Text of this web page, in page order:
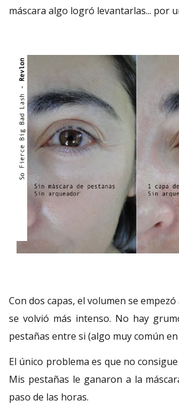
máscara algo logró levantarlas... por
Con dos capas, el volumen se
se volvió más intenso. No hay
pestañas entre si (algo muy común en
El único problema es que no
Mis pestañas le ganaron a la
paso de las horas.